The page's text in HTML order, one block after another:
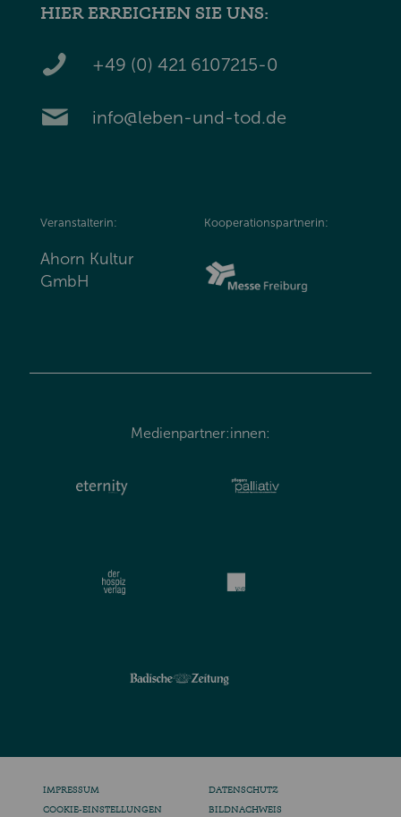
HIER ERREICHEN SIE UNS:
+49 (0) 421 6107215-0
info@leben-und-tod.de
Veranstalterin:
Ahorn Kultur
GmbH
Kooperationspartnerin:
Medienpartner:innen:
IMPRESSUM
DATENSCHUTZ
COOKIE-EINSTELLUNGEN
BILDNACHWEIS